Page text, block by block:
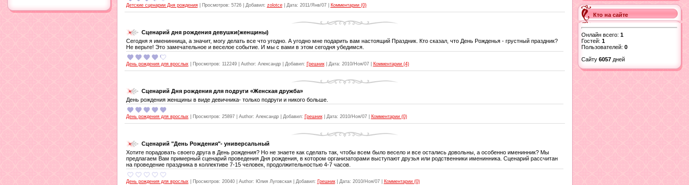
Детские сценарии Дня рождения| Просмотров: 5726| Добавил: zolotce| Дата: 2011/Янв/07 Комментарии (0)
Сценарий дня рождения девушки(женщины)
Сегодня я именинница, а значит, могу делать все что угодно. А угодно мне подарить вам настоящий Праздник. Кто сказал, что День Рожденья - грустный праздник?
Не верьте! Это замечательное и веселое событие. И мы с вами в этом сегодня убедимся.
День рождения для врослых| Просмотров: 112249| Author: Александр| Добавил: Грешник| Дата: 2010/Ноя/07 Комментарии (4)
Сценарий Дня рождения для подруги «Женская дружба»
День рождения женщины в виде девичника- только подруги и никого больше.
День рождения для врослых| Просмотров: 25897| Author: Александр| Добавил: Грешник| Дата: 2010/Ноя/07 Комментарии (0)
Сценарий "День Рождения"- универсальный
Хотите порадовать своего друга в День рождения? Но не знаете как сделать так, чтобы всем было весело и все остались довольны, а особенно именинник? Мы
предлагаем Вам примерный сценарий проведения Дня рождения, в котором организаторами выступают друзья или родственники именинника. Сценарий рассчитан
на проведение праздника в коллективе 7-15 человек, продолжительностью 4-7 часов.
День рождения для врослых| Просмотров: 20040| Author: Юлия Луговская| Добавил: Грешник| Дата: 2010/Ноя/07 Комментарии (0)
Кто на сайте
Онлайн всего: 1
Гостей: 1
Пользователей: 0
Сайту 6057дней